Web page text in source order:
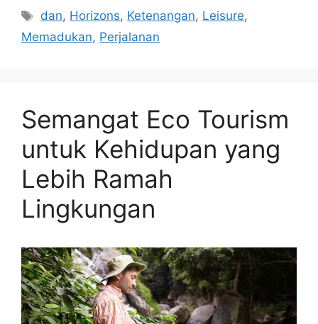
Tags
dan, Horizons, Ketenangan, Leisure,
Memadukan, Perjalanan
Semangat Eco Tourism
untuk Kehidupan yang
Lebih Ramah
Lingkungan